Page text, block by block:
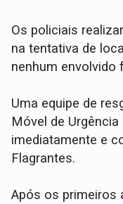
​Os policiais
na tentativa de
nenhum
​Uma equipe de
Móvel de
imediatamente e
Flagrantes.
Após os primeiros